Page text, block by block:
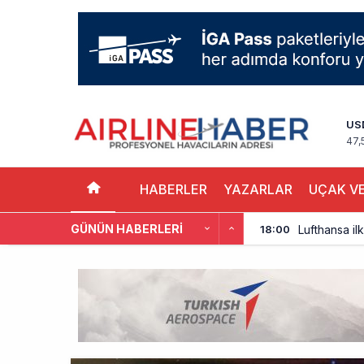
HABERLER YAZARLAR UÇAK
GÜNÜN HABERLERI
18:00 Lufthansa
17:00 Norwegian
16:00 British
Çiti aştı,
14:00 İki hayalet